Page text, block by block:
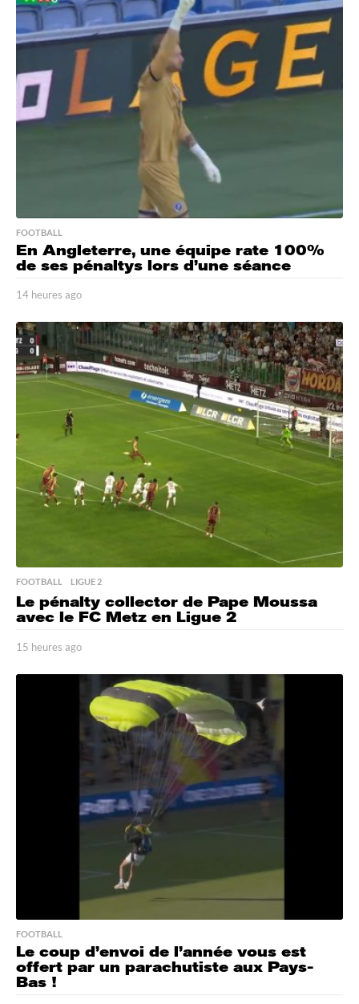
r
s
a
g
FOOTBALL
En Angleterre, une équipe rate 100%
de ses pénaltys lors d’une séance
14 heures ago
h
e
r
e
FOOTBALL ,LIGUE 2
Le pénalty collector de Pape Moussa
avec le FC Metz en Ligue 2
15 heures ago
h
e
o
FOOTBALL
Le coup d’envoi de l’année vous est
offert par un parachutiste aux Pays-
Bas !